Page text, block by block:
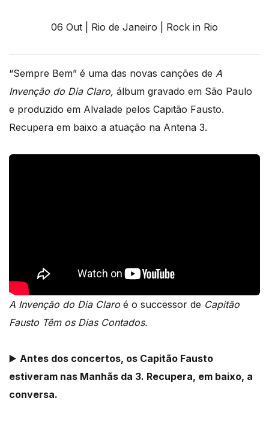
06 Out | Rio de Janeiro | Rock in Rio
“Sempre Bem” é uma das novas canções de A
Invenção do Dia Claro, álbum gravado em São Paulo
e produzido em Alvalade pelos Capitão Fausto.
Recupera em baixo a atuação na Antena 3.
A Invenção do Dia Claro é o successor de Capitão
Fausto Têm os Dias Contados.
▶️ Antes dos concertos, os Capitão Fausto
estiveram nas Manhãs da 3. Recupera, em baixo, a
conversa.